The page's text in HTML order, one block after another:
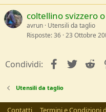
coltellino svizzero
avrun Utensili da taglio
Risposte 36 23 Ottobre
Condividi: facebookTwitter
Utensili da taglio
Contatti Termini e Condizioni